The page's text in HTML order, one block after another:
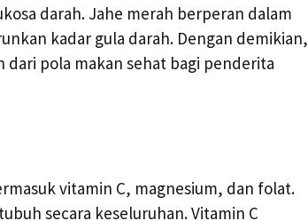
darah. Jahe merah berperan dalam
kadar gula darah. Dengan demikian,
dari pola makan sehat bagi penderita
vitamin C, magnesium, dan folat.
secara keseluruhan. Vitamin C